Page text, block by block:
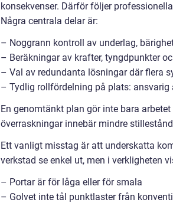
konsekvenser. Därför följer
Några centrala delar är:
– Noggrann kontroll av underlag,
– Beräkningar av krafter, tyngdpunkter
– Val av redundanta lösningar där flera
– Tydlig rollfördelning på plats:
En genomtänkt plan gör inte bara
överraskningar innebär mindre
Ett vanligt misstag är att underskatta
verkstad se enkel ut, men i verkligheten
– Portar är för låga eller för smala
– Golvet inte tål punktlaster från